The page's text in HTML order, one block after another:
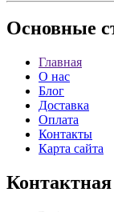
Основные
Главная
О нас
Блог
Доставка
Оплата
Контакты
Карта сайта
Контактная